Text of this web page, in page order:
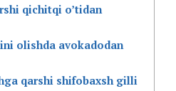
qichitqi o’tidan
olishda avokadodan
qarshi shifobaxsh gilli